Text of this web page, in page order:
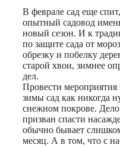
Print
В феврале сад еще
опытный садовод
новый сезон. И к
по защите сада от
обрезку и побелку
старой хвои, зимнее
дел.
Провести
зимы сад как никогда
снежном покрове.
призван спасти
обычно бывает
месяц. А в том, что с